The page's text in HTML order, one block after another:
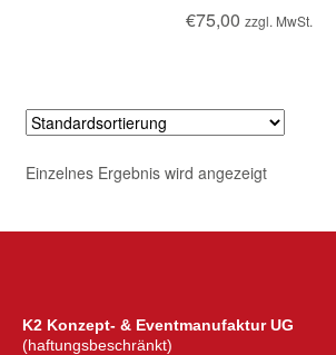
€75,00 zzgl. MwSt.
Einzelnes Ergebnis wird angezeigt
K2 Konzept- & Eventmanufaktur UG
(haftungsbeschränkt)